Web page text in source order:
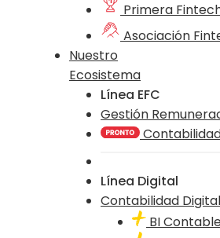
Primera
Asociación
Nuestro
Ecosistema
Línea EFC
Gestión
Línea Digital
Contabilidad Digital
BI